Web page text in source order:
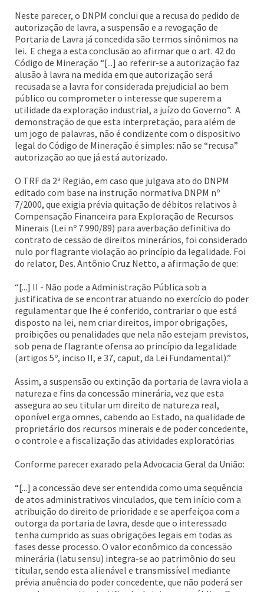
Neste parecer, o DNPM conclui que a recusa do pedido de
autorização de lavra, a suspensão e a revogação de
Portaria de Lavra já concedida são termos sinônimos na
lei. E chega a esta conclusão ao afirmar que o art. 42 do
Código de Mineração “[...] ao referir-se a autorização faz
alusão à lavra na medida em que autorização será
recusada se a lavra for considerada prejudicial ao bem
público ou comprometer o interesse que superem a
utilidade da exploração industrial, a juízo do Governo”. A
demonstração de que esta interpretação, para além de
um jogo de palavras, não é condizente com o dispositivo
legal do Código de Mineração é simples: não se “recusa”
autorização ao que já está autorizado.
O TRF da 2ª Região, em caso que julgava ato do DNPM
editado com base na instrução normativa DNPM nº
7/2000, que exigia prévia quitação de débitos relativos à
Compensação Financeira para Exploração de Recursos
Minerais (Lei nº 7.990/89) para averbação definitiva do
contrato de cessão de direitos minerários, foi considerado
nulo por flagrante violação ao princípio da legalidade. Foi
do relator, Des. Antônio Cruz Netto, a afirmação de que:
“[...] II - Não pode a Administração Pública sob a
justificativa de se encontrar atuando no exercício do poder
regulamentar que lhe é conferido, contrariar o que está
disposto na lei, nem criar direitos, impor obrigações,
proibições ou penalidades que nela não estejam previstos,
sob pena de flagrante ofensa ao princípio da legalidade
(artigos 5º, inciso II, e 37, caput, da Lei Fundamental).”
Assim, a suspensão ou extinção da portaria de lavra viola a
natureza e fins da concessão minerária, vez que esta
assegura ao seu titular um direito de natureza real,
oponível erga omnes, cabendo ao Estado, na qualidade de
proprietário dos recursos minerais e de poder concedente,
o controle e a fiscalização das atividades exploratórias
Conforme parecer exarado pela Advocacia Geral da União:
“[...] a concessão deve ser entendida como uma sequência
de atos administrativos vinculados, que tem início com a
atribuição do direito de prioridade e se aperfeiçoa com a
outorga da portaria de lavra, desde que o interessado
tenha cumprido as suas obrigações legais em todas as
fases desse processo. O valor econômico da concessão
minerária (latu sensu) integra-se ao patrimônio do seu
titular, sendo esta alienável e transmissível mediante
prévia anuência do poder concedente, que não poderá ser